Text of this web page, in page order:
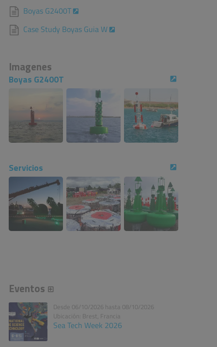
Boyas G2400T
Case Study Boyas Guia W
Imagenes
Boyas G2400T
Servicios
Eventos
Desde 06/10/2026 hasta 08/10/2026
Ubicación: Brest, Francia
Sea Tech Week 2026